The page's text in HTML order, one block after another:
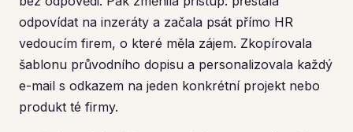
odpovídat na inzeráty a začala psát přímo HR
vedoucím firem, o které měla zájem. Zkopírovala
šablonu průvodního dopisu a personalizovala každý
e-mail s odkazem na jeden konkrétní projekt nebo
produkt té firmy.